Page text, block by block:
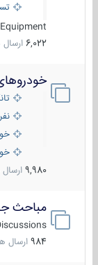
Equipment
6,022 ارسال ها
تانک
9,980 ارسال ها
مباحث
984 ارسال ها